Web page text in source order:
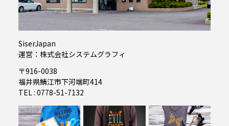
SiserJapan
運営：株式会社システムグラフィ
〒916-0038
福井県鯖江市下河端町414
TEL : 0778-51-7132
02 03